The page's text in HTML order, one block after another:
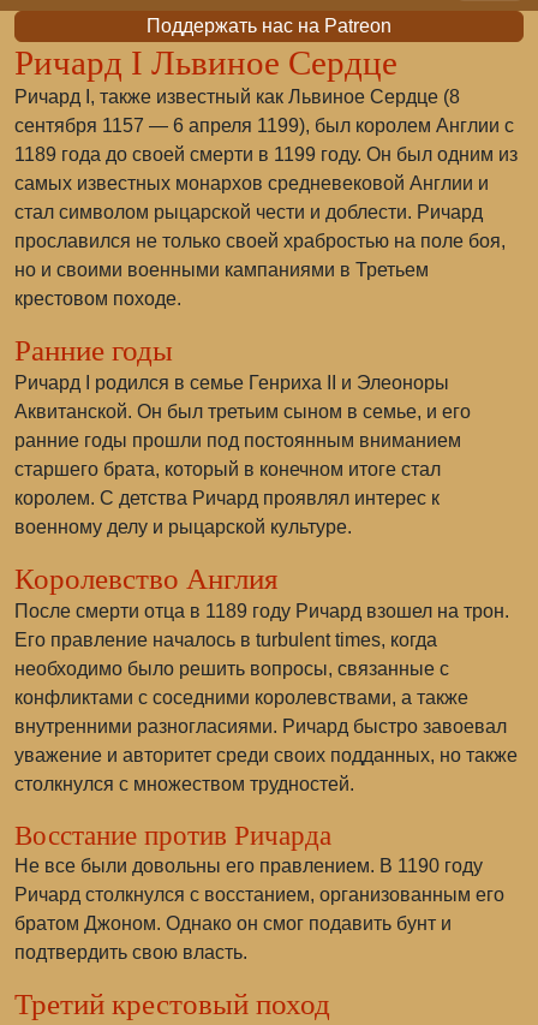
Поддержать нас на Patreon
Ричард I Львиное Сердце
Ричард I, также известный как Львиное Сердце (8
сентября 1157 — 6 апреля 1199), был королем Англии с
1189 года до своей смерти в 1199 году. Он был одним из
самых известных монархов средневековой Англии и
стал символом рыцарской чести и доблести. Ричард
прославился не только своей храбростью на поле боя,
но и своими военными кампаниями в Третьем
крестовом походе.
Ранние годы
Ричард I родился в семье Генриха II и Элеоноры
Аквитанской. Он был третьим сыном в семье, и его
ранние годы прошли под постоянным вниманием
старшего брата, который в конечном итоге стал
королем. С детства Ричард проявлял интерес к
военному делу и рыцарской культуре.
Королевство Англия
После смерти отца в 1189 году Ричард взошел на трон.
Его правление началось в turbulent times, когда
необходимо было решить вопросы, связанные с
конфликтами с соседними королевствами, а также
внутренними разногласиями. Ричард быстро завоевал
уважение и авторитет среди своих подданных, но также
столкнулся с множеством трудностей.
Восстание против Ричарда
Не все были довольны его правлением. В 1190 году
Ричард столкнулся с восстанием, организованным его
братом Джоном. Однако он смог подавить бунт и
подтвердить свою власть.
Третий крестовый поход